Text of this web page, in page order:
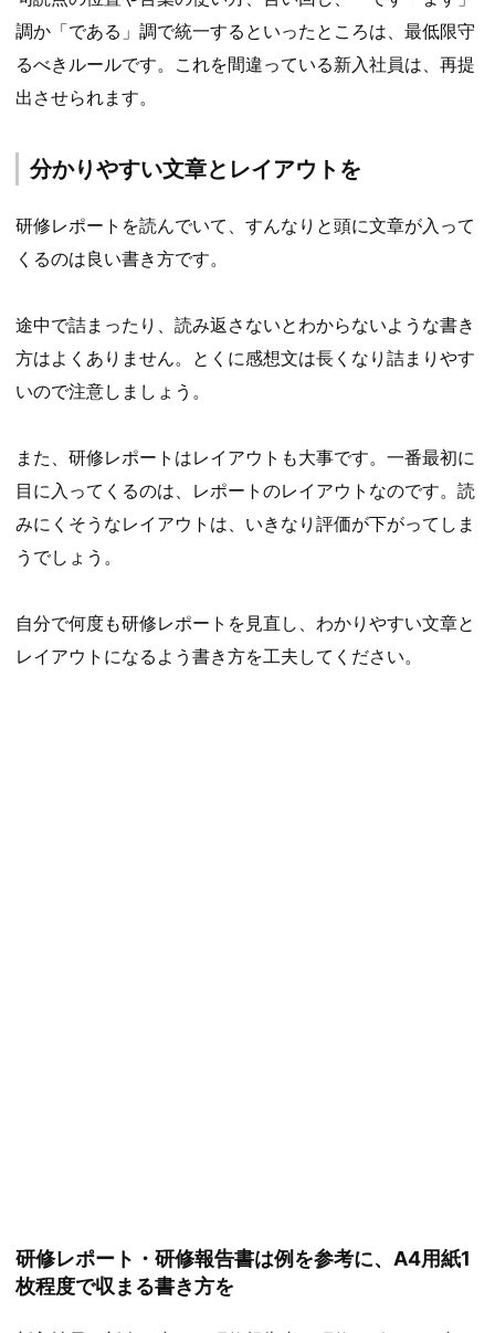
調か「である」調で統一するといったところは、最低限守
るべきルールです。これを間違っている新入社員は、再提
出させられます。
分かりやすい文章とレイアウトを
研修レポートを読んでいて、すんなりと頭に文章が入って
くるのは良い書き方です。
途中で詰まったり、読み返さないとわからないような書き
方はよくありません。とくに感想文は長くなり詰まりやす
いので注意しましょう。
また、研修レポートはレイアウトも大事です。一番最初に
目に入ってくるのは、レポートのレイアウトなのです。読
みにくそうなレイアウトは、いきなり評価が下がってしま
うでしょう。
自分で何度も研修レポートを見直し、わかりやすい文章と
レイアウトになるよう書き方を工夫してください。
研修レポート・研修報告書は例を参考に、A4用紙1
枚程度で収まる書き方を